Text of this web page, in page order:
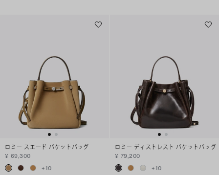
ロミー スエード バケットバッグ
¥ 69,300
+10
ロミー ディストレスト バケットバッグ
¥ 79,200
+10